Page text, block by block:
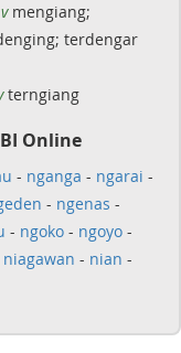
vmengiang;
terdengar
terngiang
Online
- nganga - ngarai -
- ngenas -
- ngoko - ngoyo -
niagawan - nian -